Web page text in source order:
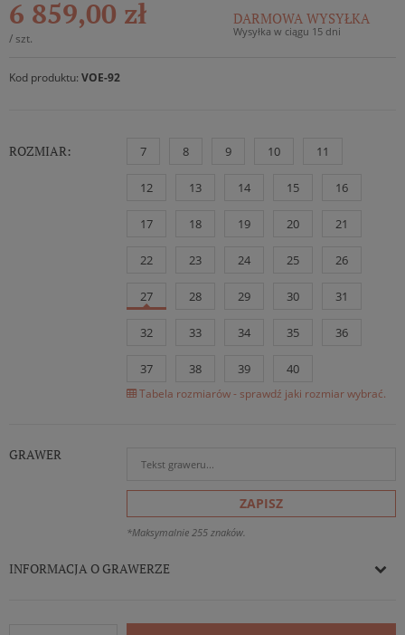
6 859,00 zł
/ szt.
DARMOWA WYSYŁKA
Wysyłka w ciągu 15 dni
Kod produktu: VOE-92
ROZMIAR: 7 8 9 10 11
12 13 14 15 16
17 18 19 20 21
22 23 24 25 26
27 28 29 30 31
32 33 34 35 36
37 38 39 40
Tabela rozmiarów - sprawdź jaki rozmiar wybrać.
GRAWER
ZAPISZ
*Maksymalnie 255 znaków.
INFORMACJA O GRAWERZE